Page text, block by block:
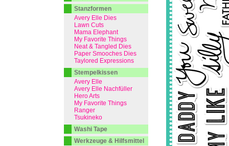
Stanzformen
Avery Elle Dies
Lawn Cuts
Mama Elephant
My Favorite Things
Neat & Tangled Dies
Paper Smooches Dies
Taylored Expressions
Stempelkissen
Avery Elle
Avery Elle Nachfüller
Hero Arts
My Favorite Things
Ranger
Tsukineko
Washi Tape
Werkzeuge & Hilfsmittel